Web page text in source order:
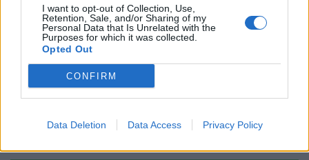
I want to opt-out of Collection, Use,
Retention, Sale, and/or Sharing of my
Personal Data that Is Unrelated with the
Purposes for which it was collected.
Opted Out
CONFIRM
Data Deletion Data Access Privacy Policy
Page-Relo e Nicotera grandi prove,
Marco Bortolami vince all'esordio
Redazione / 12.01.2026 01:02
1 2 3 4 5 6 →
Pagina 1 di 34